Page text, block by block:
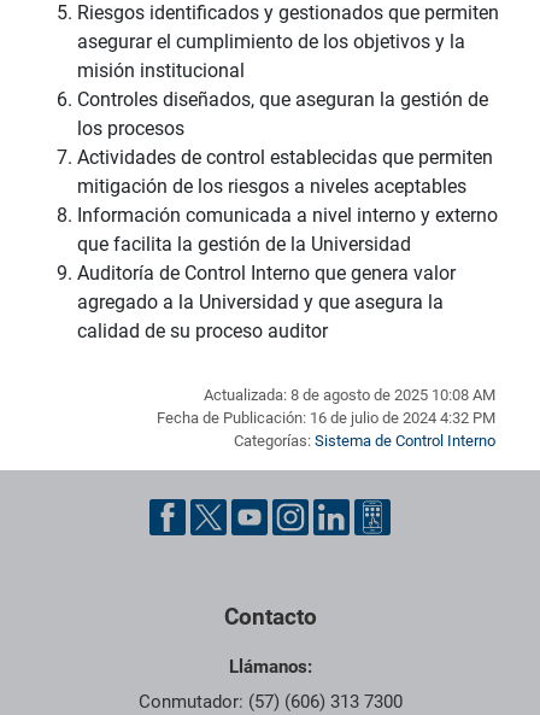
Riesgos identificados y gestionados que permiten
asegurar el cumplimiento de los objetivos y la
misión institucional
Controles diseñados, que aseguran la gestión de
los procesos
Actividades de control establecidas que permiten
mitigación de los riesgos a niveles aceptables
Información comunicada a nivel interno y externo
que facilita la gestión de la Universidad
Auditoría de Control Interno que genera valor
agregado a la Universidad y que asegura la
calidad de su proceso auditor
Actualizada: 8 de agosto de 2025 10:08 AM
Fecha de Publicación: 16 de julio de 2024 4:32 PM
Categorías: Sistema de Control Interno
Pie de página con información de contacto, redes sociales y
Contacto
Llámanos:
Conmutador: (57) (606) 313 7300